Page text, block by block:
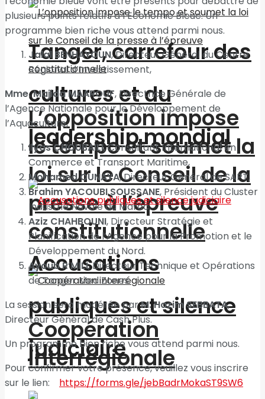
L’opposition impose
le tempo et soumet la
loi sur le Conseil de la
presse à l’épreuve
constitutionnelle
Coopération
interrégionale
Tanger, carrefour des
cultures et du
leadership mondial
Accusations
publiques et silence
judiciaire
plusieurs points relatifs à l’Economie Bleue. Un
programme bien riche vous attend parmi nous.
Jalal BENHAYOUN, Directeur Général du Centre
Régional d’Investissement,
Mme. Majida MAAROUF, Directrice Générale de
l’Agence Nationale pour le Développement de
l’Aquaculture,
Ilyas CHOUBAILI, Consultant International en
Commerce et Transport Maritime,
Mohamed OUNAYA, Directeur Général de SAPT,
Brahim YACOUBI SOUSSANE, Président du Cluster
Industrie Navale du Maroc,
Aziz CHAHBOUNI, Directeur Stratégie et
Planification de l’Agence pour la Promotion et le
Développement du Nord.
Ayoub R’MILI, Directeur Technique et Opérations
de Tanger Med Zones.
La session sera modérée parM. Hazim SEBBATA,
Directeur Général de Cash Plus.
Un programme bien riche vous attend parmi nous.
Pour confirmer votre présence, veuillez vous inscrire
sur le lien: https://forms.gle/jebBadrMokaST9SW6